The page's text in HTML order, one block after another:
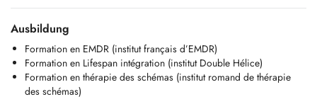
Ausbildung
Formation en EMDR (institut français d’EMDR)
Formation en Lifespan intégration (institut Double Hélice)
Formation en thérapie des schémas (institut romand de thérapie
des schémas)